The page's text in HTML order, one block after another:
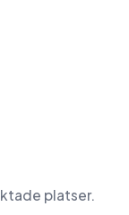
platser.